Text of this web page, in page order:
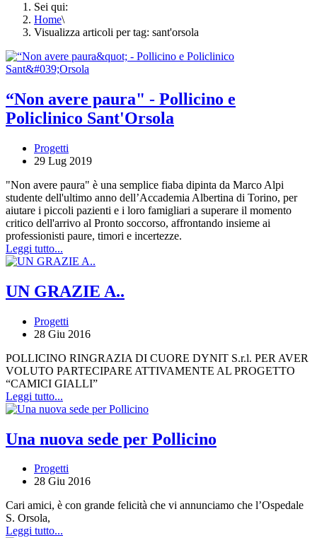
Sei qui:
Home\
Visualizza articoli per tag: sant'orsola
“Non avere paura" - Pollicino e
Policlinico Sant'Orsola
Progetti
29 Lug 2019
"Non avere paura" è una semplice fiaba dipinta da Marco Alpi
studente dell'ultimo anno dell’Accademia Albertina di Torino, per
aiutare i piccoli pazienti e i loro famigliari a superare il momento
critico dell'arrivo al Pronto soccorso, affrontando insieme ai
professionisti paure, timori e incertezze.
Leggi tutto...
UN GRAZIE A..
Progetti
28 Giu 2016
POLLICINO RINGRAZIA DI CUORE DYNIT S.r.l. PER AVER
VOLUTO PARTECIPARE ATTIVAMENTE AL PROGETTO
“CAMICI GIALLI”
Leggi tutto...
Una nuova sede per Pollicino
Progetti
28 Giu 2016
Cari amici, è con grande felicità che vi annunciamo che l’Ospedale
S. Orsola,
Leggi tutto...